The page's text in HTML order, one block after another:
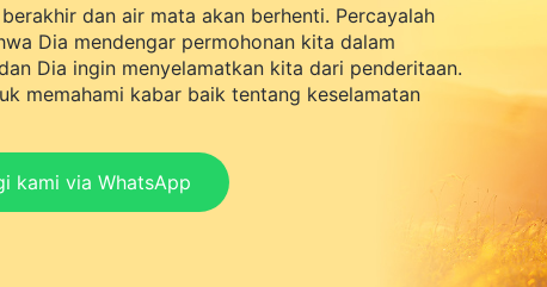
dan air mata akan berhenti. Percayalah
Dia mendengar permohonan kita dalam
Dia ingin menyelamatkan kita dari penderitaan.
memahami kabar baik tentang keselamatan
kami via WhatsApp